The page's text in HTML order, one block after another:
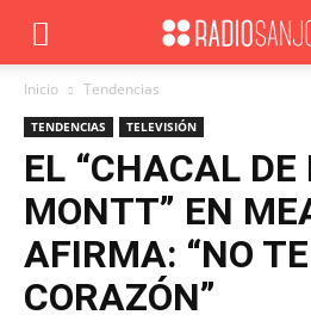
Inicio Tendencias
TENDENCIAS TELEVISIÓN
EL “CHACAL DE
MONTT” EN
AFIRMA: “NO
CORAZÓN”